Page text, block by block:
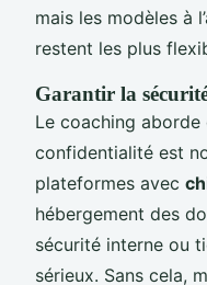
mais les modèles à
restent les plus
Garantir la
Le coaching aborde
confidentialité est
plateformes avec
hébergement des
sécurité interne ou
sérieux. Sans cela,